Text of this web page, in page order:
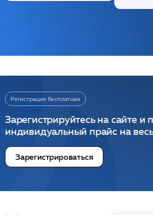
Регистрация бесплатная
Зарегистрируйтесь на сайте и
индивидуальный прайс на
Зарегистрироваться